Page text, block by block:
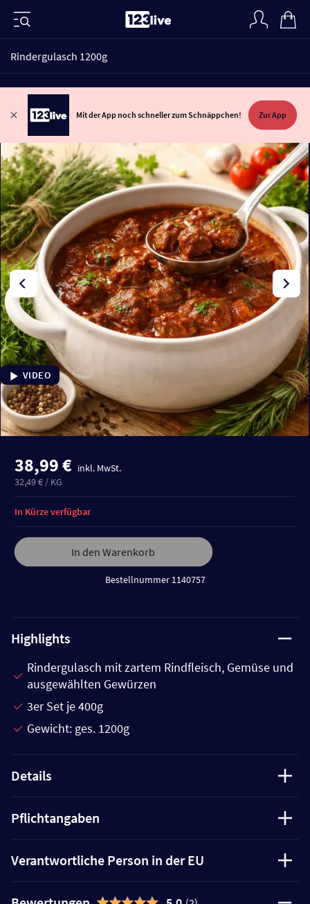
Rindergulasch 1200g
Mit der App noch schneller zum Schnäppchen! Zur App
VIDEO
38,99 € inkl. MwSt.
32,49 € / KG
In den Warenkorb
Bestellnummer 1140757
In Kürze verfügbar
Highlights
Rindergulasch mit zartem Rindfleisch, Gemüse und
ausgewählten Gewürzen
3er Set je 400g
Gewicht: ges. 1200g
Details
Pflichtangaben
Verantwortliche Person in der EU